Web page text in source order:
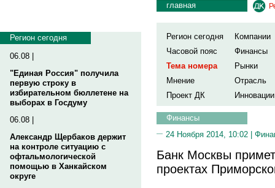
Регион сегодня
06.08 |
"Единая Россия" получила
первую строку в
избирательном бюллетене на
выборах в Госдуму
06.08 |
Александр Щербаков держит
на контроле ситуацию с
офтальмологической
помощью в Ханкайском
округе
главная
Регион сегодня
Компании
Часовой пояс
Финансы
Тема номера
Рынки
Мнение
Отрасль
Проект ДК
Инновации
Финансы
24 Ноября 2014, 10:02 |
Банк Москвы
проектах